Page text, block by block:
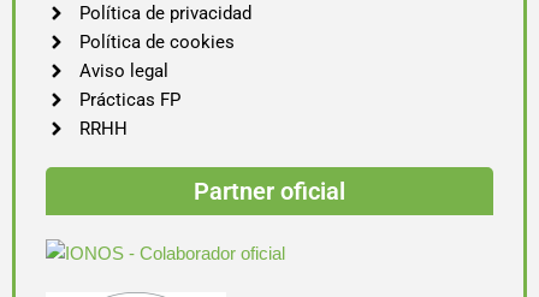
Política de privacidad
Política de cookies
Aviso legal
Prácticas FP
RRHH
Partner oficial